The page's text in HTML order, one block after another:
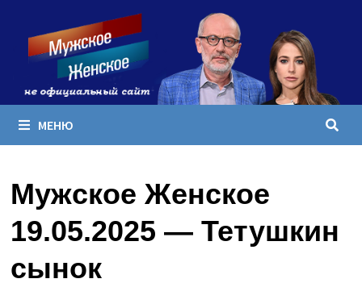
содержимому
МЕНЮ
Мужское Женское
19.05.2025 — Тетушкин
сынок